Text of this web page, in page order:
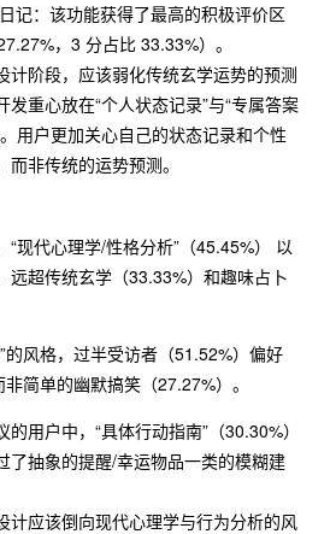
记：该功能获得了最高的积极评价区
，3 分占比 33.33%）。
计阶段，应该弱化传统玄学运势的预测
发重心放在“个人状态记录”与“专属答案
用户更加关心自己的状态记录和个性
非传统的运势预测。
“现代心理学/性格分析”（45.45%） 以
远超传统玄学（33.33%）和趣味占卜
的风格，过半受访者（51.52%）偏好
非简单的幽默搞笑（27.27%）。
用户中，“具体行动指南”（30.30%）
了抽象的提醒/幸运物品一类的模糊建
计应该倒向现代心理学与行为分析的风